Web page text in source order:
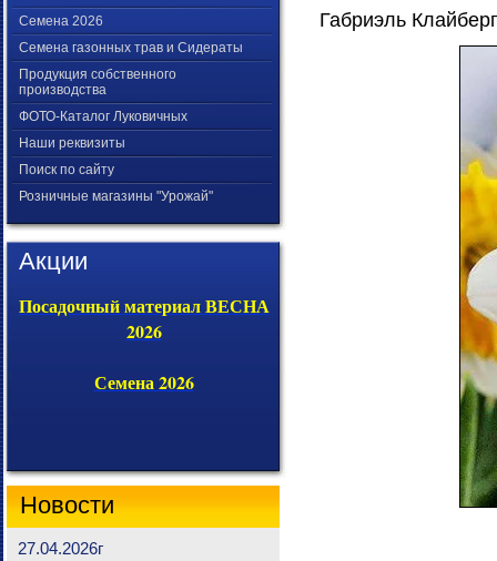
Семена 2026
Семена газонных трав и Сидераты
Продукция собственного
производства
ФОТО-Каталог Луковичных
Наши реквизиты
Поиск по сайту
Розничные магазины "Урожай"
Акции
Посадочный материал ВЕСНА
2026
Семена 2026
Новости
27.04.2026г
Габриэль Клайберг